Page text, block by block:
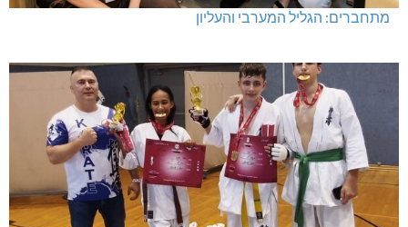
מתחברים: הגליל המערבי והעליון